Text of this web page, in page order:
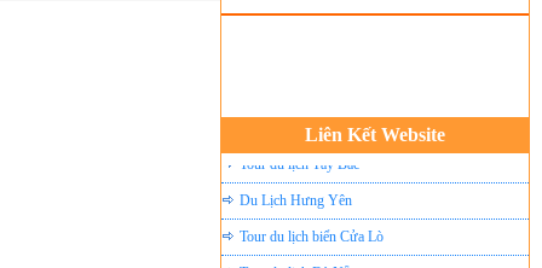
Liên Kết Website
Du Lịch Hưng Yên
Tour du lịch biển Cửa Lò
Tour du lịch Đà Nẵng